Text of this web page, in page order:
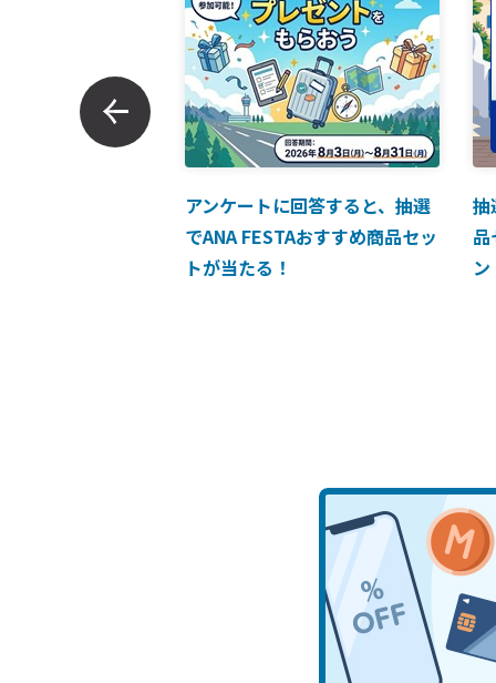
アンケートに回答すると、抽選
でANA FESTAおすすめ商品セッ
トが当たる！
抽
ン